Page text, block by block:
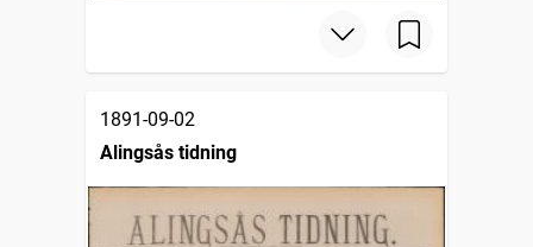
1891-09-02
Alingsås tidning